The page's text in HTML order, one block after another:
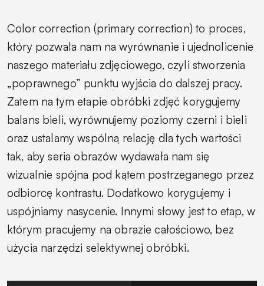
Color correction (primary correction) to proces,
który pozwala nam na wyrównanie i ujednolicenie
naszego materiału zdjęciowego, czyli stworzenia
„poprawnego” punktu wyjścia do dalszej pracy.
Zatem na tym etapie obróbki zdjęć korygujemy
balans bieli, wyrównujemy poziomy czerni i bieli
oraz ustalamy wspólną relację dla tych wartości
tak, aby seria obrazów wydawała nam się
wizualnie spójna pod kątem postrzeganego przez
odbiorcę kontrastu. Dodatkowo korygujemy i
uspójniamy nasycenie. Innymi słowy jest to etap, w
którym pracujemy na obrazie całościowo, bez
użycia narzędzi selektywnej obróbki.